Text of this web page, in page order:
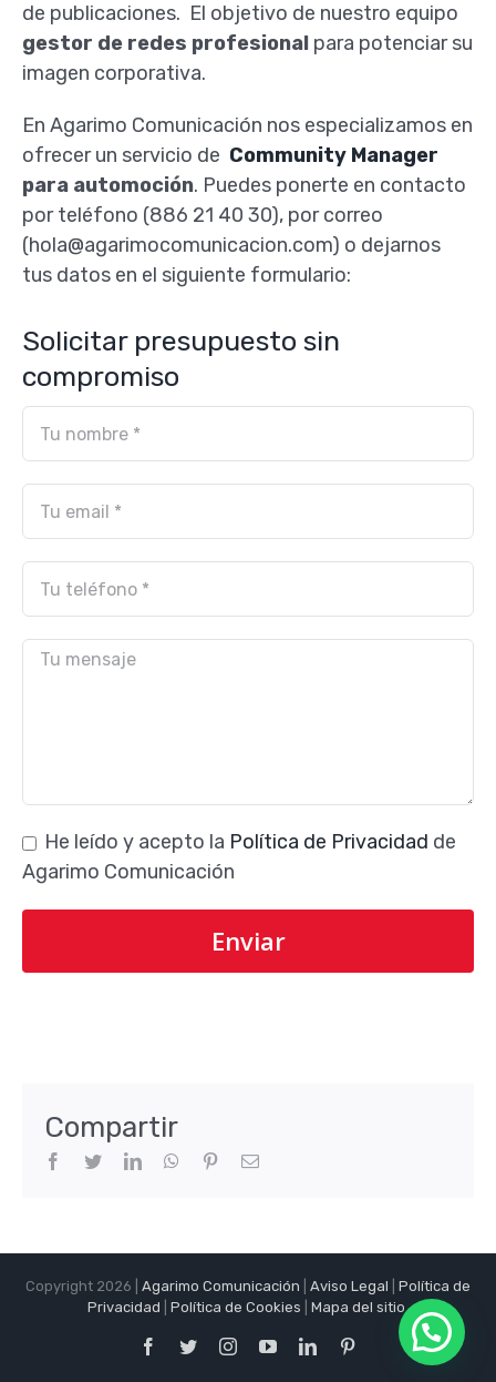
de publicaciones. El objetivo de nuestro equipo
gestor de redes profesional para potenciar su
imagen corporativa.
En Agarimo Comunicación nos especializamos en
ofrecer un servicio de Community Manager
para automoción. Puedes ponerte en contacto
por teléfono (886 21 40 30), por correo
(hola@agarimocomunicacion.com) o dejarnos
tus datos en el siguiente formulario:
Solicitar presupuesto sin
compromiso
He leído y acepto la Política de Privacidad de
Agarimo Comunicación
Compartir
Facebook
TwitterLinkedIn
WhatsApp
Pinterest
Correo
Copyright 2026 | Agarimo Comunicación Aviso Legal
Política de
Privacidad
Política de Cookies Mapa del sitio.
Facebook
TwitterInstagramYouTubeLinkedInPinterest